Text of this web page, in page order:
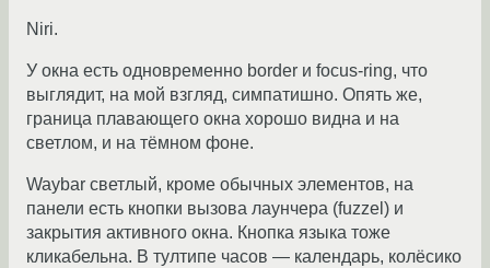
Niri.
У окна есть одновременно border и focus-ring, что
выглядит, на мой взгляд, симпатишно. Опять же,
граница плавающего окна хорошо видна и на
светлом, и на тёмном фоне.
Waybar светлый, кроме обычных элементов, на
панели есть кнопки вызова лаунчера (fuzzel) и
закрытия активного окна. Кнопка языка тоже
кликабельна. В тултипе часов — календарь, колёсико